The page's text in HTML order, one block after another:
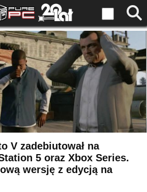
V zadebiutował na
5 oraz Xbox Series.
wersję z edycją na